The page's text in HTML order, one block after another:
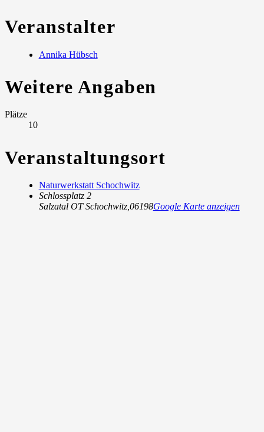
Veranstalter
Annika Hübsch
Weitere Angaben
Plätze
10
Veranstaltungsort
Naturwerkstatt Schochwitz
Schlossplatz 2
Salzatal OT Schochwitz, 06198Google Karte anzeigen